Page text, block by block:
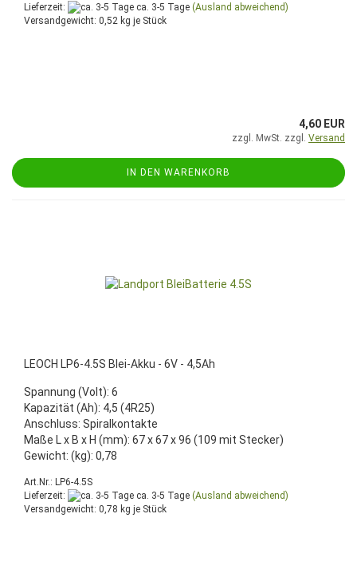
Lieferzeit:
ca. 3-5 Tage (Ausland abweichend)
Versandgewicht: 0,52 kg je Stück
4,60 EUR
zzgl. MwSt. zzgl. Versand
IN DEN WARENKORB
LEOCH LP6-4.5S Blei-Akku - 6V - 4,5Ah
Spannung (Volt): 6
Kapazität (Ah): 4,5 (4R25)
Anschluss: Spiralkontakte
Maße L x B x H (mm): 67 x 67 x 96 (109 mit Stecker)
Gewicht: (kg): 0,78
Art.Nr.: LP6-4.5S
Lieferzeit:
ca. 3-5 Tage (Ausland abweichend)
Versandgewicht: 0,78 kg je Stück